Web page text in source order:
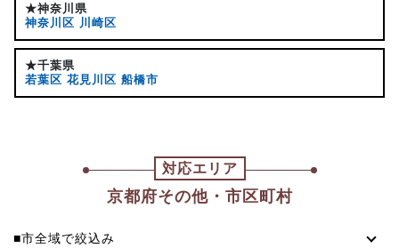
★神奈川県
神奈川区 川崎区
★千葉県
若葉区 花見川区 船橋市
対応エリア
京都府その他・市区町村
■市全域で絞込み